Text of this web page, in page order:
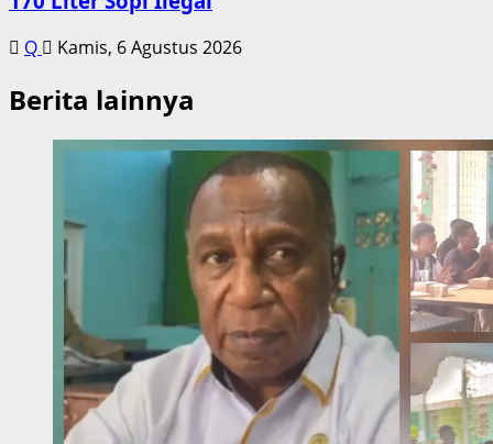
Q Kamis, 6 Agustus 2026
Berita lainnya